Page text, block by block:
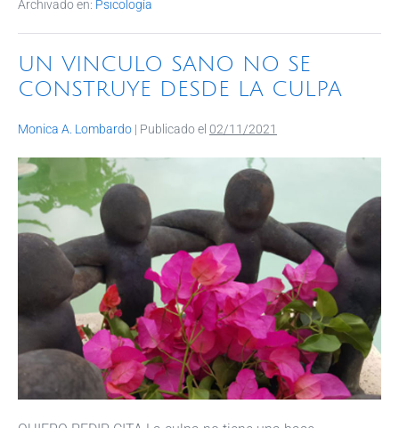
b
o
o
k
A
p
p
dI
n tir
Archivado en: Psicología
UN VINCULO SANO NO SE
CONSTRUYE DESDE LA CULPA
Monica A. Lombardo | Publicado el 02/11/2021